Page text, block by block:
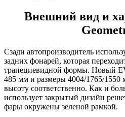
Внешний вид и
Сзади автопроизводитель
задних фонарей, которая
трапециевидной формы. Новый
485 мм и размеры 4004/1765/
высоту соответственно. Как и
использует закрытый дизайн
фары окружены зеленой рамкой.